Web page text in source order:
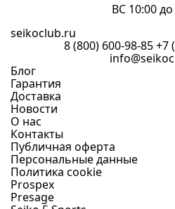
ВС 10:00
seikoclub.ru
8 (800) 600-98-85 +7
Блог
Гарантия
Доставка
Новости
О нас
Контакты
Публичная оферта
Персональные данные
Политика cookie
Prospex
Presage